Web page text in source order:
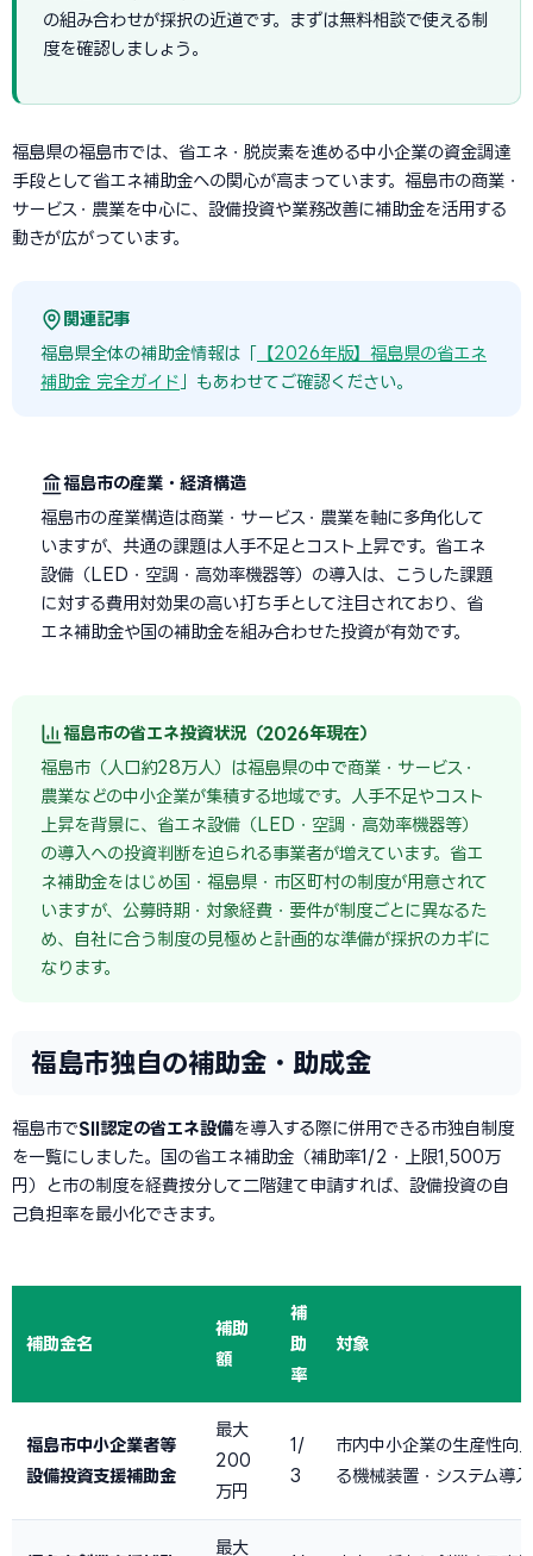
の組み合わせが採択の近道です。まずは無料相談で使える制
度を確認しましょう。
福島県の福島市では、省エネ・脱炭素を進める中小企業の資金調達
手段として省エネ補助金への関心が高まっています。福島市の商業・
サービス・農業を中心に、設備投資や業務改善に補助金を活用する
動きが広がっています。
関連記事
福島県全体の補助金情報は「
【2026年版】福島県の省エネ
補助金 完全ガイド 」もあわせてご確認ください。
福島市の産業・経済構造
福島市の産業構造は商業・サービス・農業を軸に多角化して
いますが、共通の課題は人手不足とコスト上昇です。省エネ
設備（LED・空調・高効率機器等）の導入は、こうした課題
に対する費用対効果の高い打ち手として注目されており、省
エネ補助金や国の補助金を組み合わせた投資が有効です。
福島市の省エネ投資状況（2026年現在）
福島市（人口約28万人）は福島県の中で商業・サービス・
農業などの中小企業が集積する地域です。人手不足やコスト
上昇を背景に、省エネ設備（LED・空調・高効率機器等）
の導入への投資判断を迫られる事業者が増えています。省エ
ネ補助金をはじめ国・福島県・市区町村の制度が用意されて
いますが、公募時期・対象経費・要件が制度ごとに異なるた
め、自社に合う制度の見極めと計画的な準備が採択のカギに
なります。
福島市独自の補助金・助成金
福島市でSII認定の省エネ設備を導入する際に併用できる市独自制度
を一覧にしました。国の省エネ補助金（補助率1/2・上限1,500万
円）と市の制度を経費按分して二階建て申請すれば、設備投資の自
己負担率を最小化できます。
補助金名
補助
額
補
助
率
対象
福島市中小企業者等
設備投資支援補助金
最大
200
万円
1/
3
市内中小企業の生産性向
る機械装置・システム導入
最大